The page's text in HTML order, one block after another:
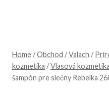
Home /Obchod /Valach /
kozmetika /Vlasová kozmetika
šampón pre slečny Rebelka